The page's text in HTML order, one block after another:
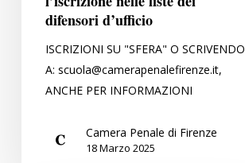
FORMAZIONE
AGGIORNAMENTO
PROFESSIONALE
PENALE
difensori d’ufficio
ISCRIZIONI SU "SFERA" O SCRIVENDO
A: scuola@camerapenalefirenze.it,
ANCHE PER INFORMAZIONI
Camera Penale di Firenze
18 Marzo 2025